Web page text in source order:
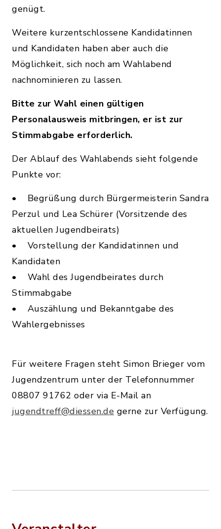
genügt.
Weitere kurzentschlossene Kandidatinnen
und Kandidaten haben aber auch die
Möglichkeit, sich noch am Wahlabend
nachnominieren zu lassen.
Bitte zur Wahl einen gültigen
Personalausweis mitbringen, er ist zur
Stimmabgabe erforderlich.
Der Ablauf des Wahlabends sieht folgende
Punkte vor:
• Begrüßung durch Bürgermeisterin Sandra
Perzul und Lea Schürer (Vorsitzende des
aktuellen Jugendbeirats)
• Vorstellung der Kandidatinnen und
Kandidaten
• Wahl des Jugendbeirates durch
Stimmabgabe
• Auszählung und Bekanntgabe des
Wahlergebnisses
Für weitere Fragen steht Simon Brieger vom
Jugendzentrum unter der Telefonnummer
08807 91762 oder via E-Mail an
jugendtreff@diessen.de gerne zur Verfügung.